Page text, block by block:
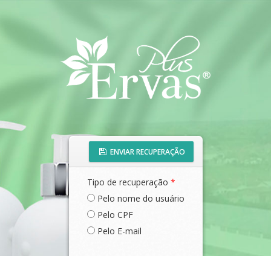
ENVIAR RECUPERAÇÃO
Tipo de recuperação *
Pelo nome do usuário
Pelo CPF
Pelo E-mail